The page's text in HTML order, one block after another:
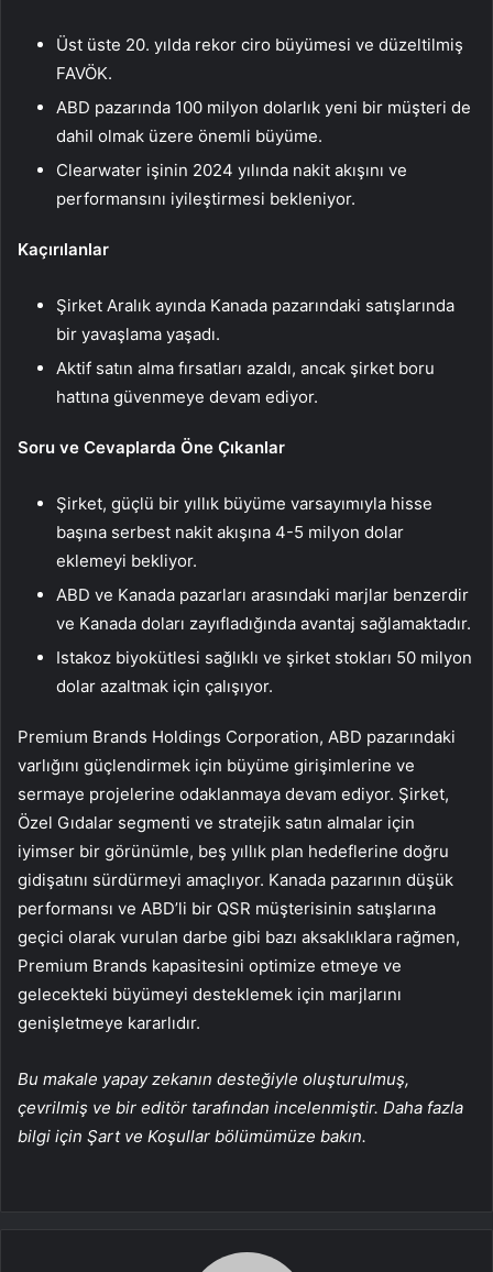
Üst üste 20. yılda rekor ciro büyümesi ve düzeltilmiş
FAVÖK.
ABD pazarında 100 milyon dolarlık yeni bir müşteri de
dahil olmak üzere önemli büyüme.
Clearwater işinin 2024 yılında nakit akışını ve
performansını iyileştirmesi bekleniyor.
Kaçırılanlar
Şirket Aralık ayında Kanada pazarındaki satışlarında
bir yavaşlama yaşadı.
Aktif satın alma fırsatları azaldı, ancak şirket boru
hattına güvenmeye devam ediyor.
Soru ve Cevaplarda Öne Çıkanlar
Şirket, güçlü bir yıllık büyüme varsayımıyla hisse
başına serbest nakit akışına 4-5 milyon dolar
eklemeyi bekliyor.
ABD ve Kanada pazarları arasındaki marjlar benzerdir
ve Kanada doları zayıfladığında avantaj sağlamaktadır.
Istakoz biyokütlesi sağlıklı ve şirket stokları 50 milyon
dolar azaltmak için çalışıyor.
Premium Brands Holdings Corporation, ABD pazarındaki
varlığını güçlendirmek için büyüme girişimlerine ve
sermaye projelerine odaklanmaya devam ediyor. Şirket,
Özel Gıdalar segmenti ve stratejik satın almalar için
iyimser bir görünümle, beş yıllık plan hedeflerine doğru
gidişatını sürdürmeyi amaçlıyor. Kanada pazarının düşük
performansı ve ABD’li bir QSR müşterisinin satışlarına
geçici olarak vurulan darbe gibi bazı aksaklıklara rağmen,
Premium Brands kapasitesini optimize etmeye ve
gelecekteki büyümeyi desteklemek için marjlarını
genişletmeye kararlıdır.
Bu makale yapay zekanın desteğiyle oluşturulmuş,
çevrilmiş ve bir editör tarafından incelenmiştir. Daha fazla
bilgi için Şart ve Koşullar bölümümüze bakın.